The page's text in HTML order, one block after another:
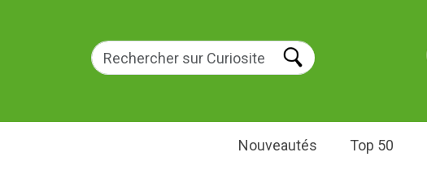
Nouveautés Top 50